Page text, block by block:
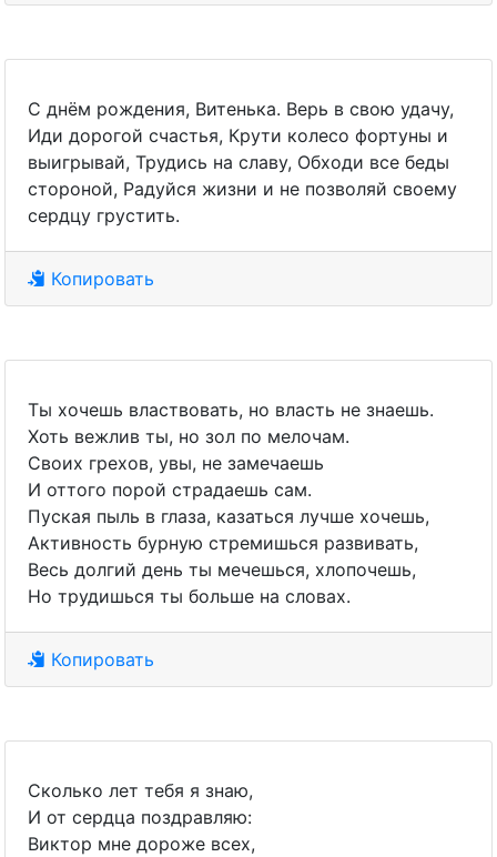
С днём рождения, Витенька. Верь в свою удачу,
Иди дорогой счастья, Крути колесо фортуны и
выигрывай, Трудись на славу, Обходи все беды
стороной, Радуйся жизни и не позволяй своему
сердцу грустить.
Копировать
Ты хочешь властвовать, но власть не знаешь.
Хоть вежлив ты, но зол по мелочам.
Своих грехов, увы, не замечаешь
И оттого порой страдаешь сам.
Пуская пыль в глаза, казаться лучше хочешь,
Активность бурную стремишься развивать,
Весь долгий день ты мечешься, хлопочешь,
Но трудишься ты больше на словах.
Копировать
Сколько лет тебя я знаю,
И от сердца поздравляю:
Виктор мне дороже всех,